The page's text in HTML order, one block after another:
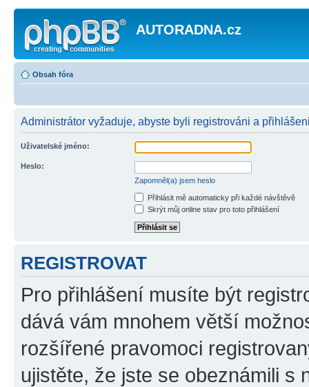
AUTORADNA.cz
Obsah fóra
Administrátor vyžaduje, abyste byli registrováni a
Uživatelské jméno:
Heslo:
Zapomněl(a) jsem heslo
Přihlásit mě automaticky při každé návštěvě
Skrýt můj online stav pro toto přihlášení
REGISTROVAT
Pro přihlášení musíte být
dává vám mnohem větší
rozšířené pravomoci
ujistěte, že jste se obeznámili s